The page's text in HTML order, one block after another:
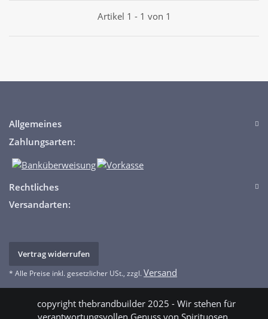
Artikel 1 - 1 von 1
Allgemeines
Zahlungsarten:
Rechtliches
Versandarten:
Vertrag widerrufen
* Alle Preise inkl. gesetzlicher USt., zzgl.Versand
copyright thebrandbuilder 2025 - Wir stehen für